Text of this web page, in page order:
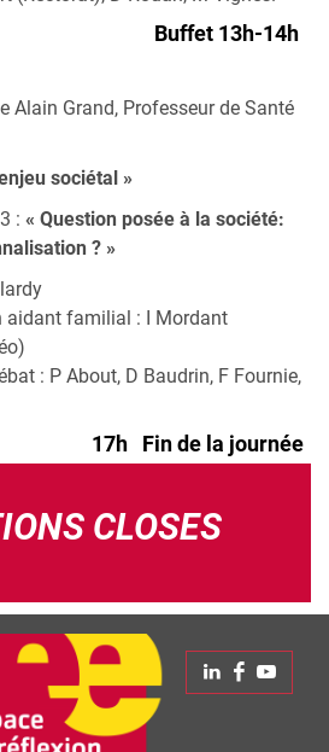
Buffet 13h-14h
Alain Grand, Professeur de Santé
sociétal »
: « Question posée à la société:
? »
aidant familial : I Mordant
: P About, D Baudrin, F Fournie,
17h Fin de la journée
CLOSES
Linkedin